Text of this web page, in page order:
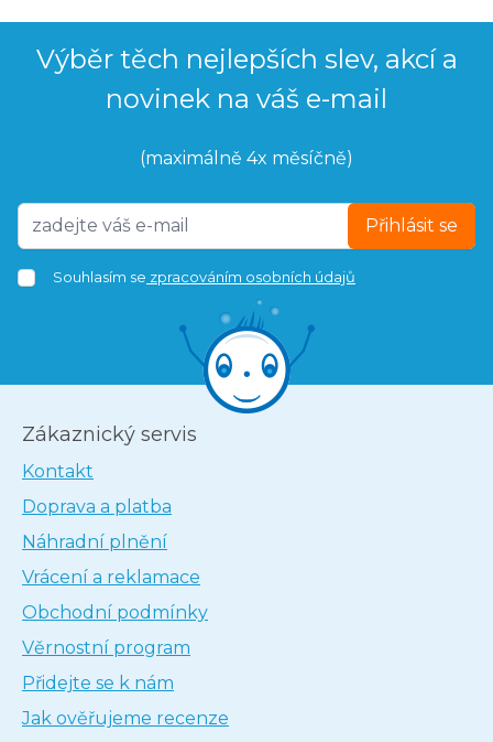
Výběr těch nejlepších slev, akcí a
novinek na váš e-mail
(maximálně 4x měsíčně)
Přihlásit se
Souhlasím se zpracováním osobních údajů
Zákaznický servis
Kontakt
Doprava a platba
Náhradní plnění
Vrácení a reklamace
Obchodní podmínky
Věrnostní program
Přidejte se k nám
Jak ověřujeme recenze